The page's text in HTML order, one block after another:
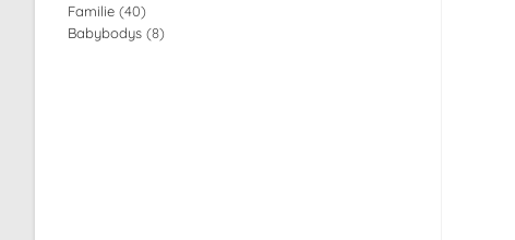
Familie 4040
Produkte
Babybodys 88